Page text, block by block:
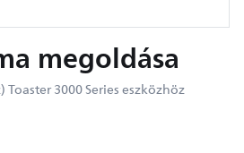
megoldása
Toaster 3000 Series eszközhöz